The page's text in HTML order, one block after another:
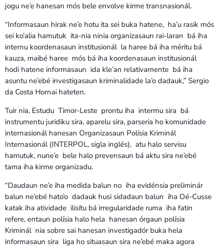
jogu ne’e hanesan mós bele envolve kirme transnasionál.
“Informasaun hirak ne’e hotu ita sei buka hatene, ha’u rasik mós
sei ko’alia hamutuk ita-nia ninia organizasaun rai-laran bá iha
internu koordenasaun institusionál la haree bá iha méritu bá
kauza, maibé haree mós bá iha koordenasaun institusionál
hodi hatene informasaun ida kle’an relativamente bá iha
asuntu ne’ebé investigasaun kriminalidade la’o dadauk,” Sergio
da Costa Hornai hateten.
Tuir nia, Estudu Timor-Leste prontu iha intermu sira bá
instrumentu juridiku sira, aparelu sira, parseria ho komunidade
internasionál hanesan Organizasaun Polísia Kriminál
Internasionál (INTERPOL, sigla inglés), atu halo servisu
hamutuk, nune’e bele halo prevensaun bá aktu sira ne’ebé
tama iha kirme organizadu.
“Daudaun ne’e iha medida balun no iha evidénsia preliminár
balun ne’ebé hato’o dadauk husi sidadaun balun iha Oé-Cusse
katak iha atividade ilisítu bá irregularidade ruma iha fatin
refere, entaun polísia halo hela hanesan órgaun polísia
Kriminál nia sobre sai hanesan investigadór buka hela
informasaun sira liga ho situasaun sira ne’ebé maka agora